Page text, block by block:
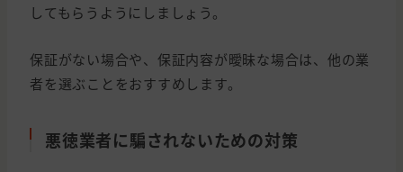
してもらうようにしましょう。
保証がない場合や、保証内容が曖昧な場合は、他の業
者を選ぶことをおすすめします。
悪徳業者に騙されないための対策